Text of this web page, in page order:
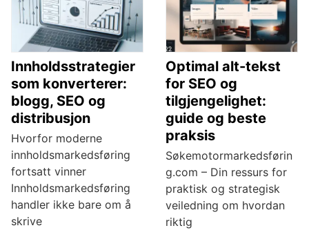
Innholdsstrategier
som konverterer:
blogg, SEO og
distribusjon
Hvorfor moderne
innholdsmarkedsføring
fortsatt vinner
Innholdsmarkedsføring
handler ikke bare om å
skrive
Optimal alt-tekst
for SEO og
tilgjengelighet:
guide og beste
praksis
Søkemotormarkedsførin
g.com – Din ressurs for
praktisk og strategisk
veiledning om hvordan
riktig